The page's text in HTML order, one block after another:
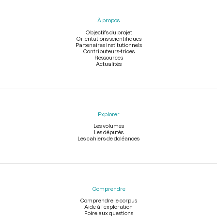
À propos
Objectifs du projet
Orientations scientifiques
Partenaires institutionnels
Contributeurs-trices
Ressources
Actualités
Explorer
Les volumes
Les députés
Les cahiers de doléances
Comprendre
Comprendre le corpus
Aide à l'exploration
Foire aux questions